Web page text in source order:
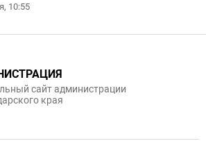
10:55
сайт администрации
края